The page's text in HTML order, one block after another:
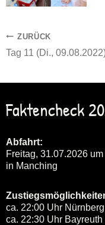
ZURÜCK
Tag 11 (Di.,
Faktencheck
Abfahrt:
Freitag, 31.07.2026
in Manching
ca. 22:00 Uhr
ca. 22:30 Uhr